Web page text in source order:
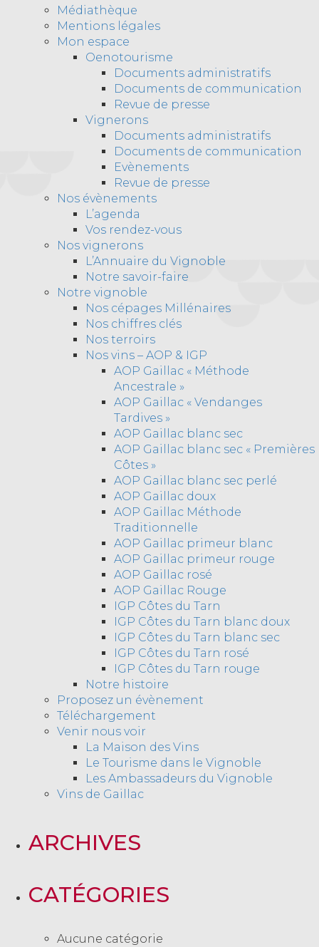
Médiathèque
Mentions légales
Mon espace
Oenotourisme
Documents administratifs
Documents de communication
Revue de presse
Vignerons
Documents administratifs
Documents de communication
Evènements
Revue de presse
Nos évènements
L’agenda
Vos rendez-vous
Nos vignerons
L’Annuaire du Vignoble
Notre savoir-faire
Notre vignoble
Nos cépages Millénaires
Nos chiffres clés
Nos terroirs
Nos vins – AOP & IGP
AOP Gaillac « Méthode
Ancestrale »
AOP Gaillac « Vendanges
Tardives »
AOP Gaillac blanc sec
AOP Gaillac blanc sec « Premières
Côtes »
AOP Gaillac blanc sec perlé
AOP Gaillac doux
AOP Gaillac Méthode
Traditionnelle
AOP Gaillac primeur blanc
AOP Gaillac primeur rouge
AOP Gaillac rosé
AOP Gaillac Rouge
IGP Côtes du Tarn
IGP Côtes du Tarn blanc doux
IGP Côtes du Tarn blanc sec
IGP Côtes du Tarn rosé
IGP Côtes du Tarn rouge
Notre histoire
Proposez un évènement
Téléchargement
Venir nous voir
La Maison des Vins
Le Tourisme dans le Vignoble
Les Ambassadeurs du Vignoble
Vins de Gaillac
ARCHIVES
CATÉGORIES
Aucune catégorie